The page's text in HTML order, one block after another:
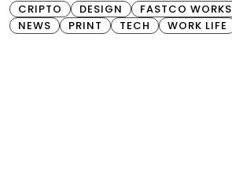
CRIPTO DESIGN FASTCO WORKS
NEWS
PRINT TECH WORK LIFE